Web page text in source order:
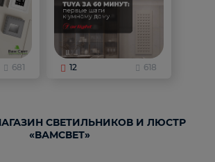
681 12 618
СВЕТИЛЬНИКОВ И ЛЮСТР
«ВАМСВЕТ»